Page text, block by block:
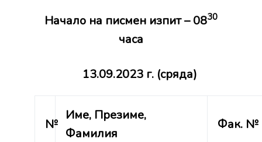
Начало на писмен изпит – 0830
часа
13.09.2023 г. (сряда)
№
Име, Презиме,
Фамилия
Фак. №